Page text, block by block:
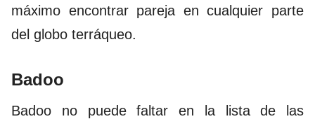
máximo encontrar pareja en cualquier parte
del globo terráqueo.
Badoo
Badoo no puede faltar en la lista de las